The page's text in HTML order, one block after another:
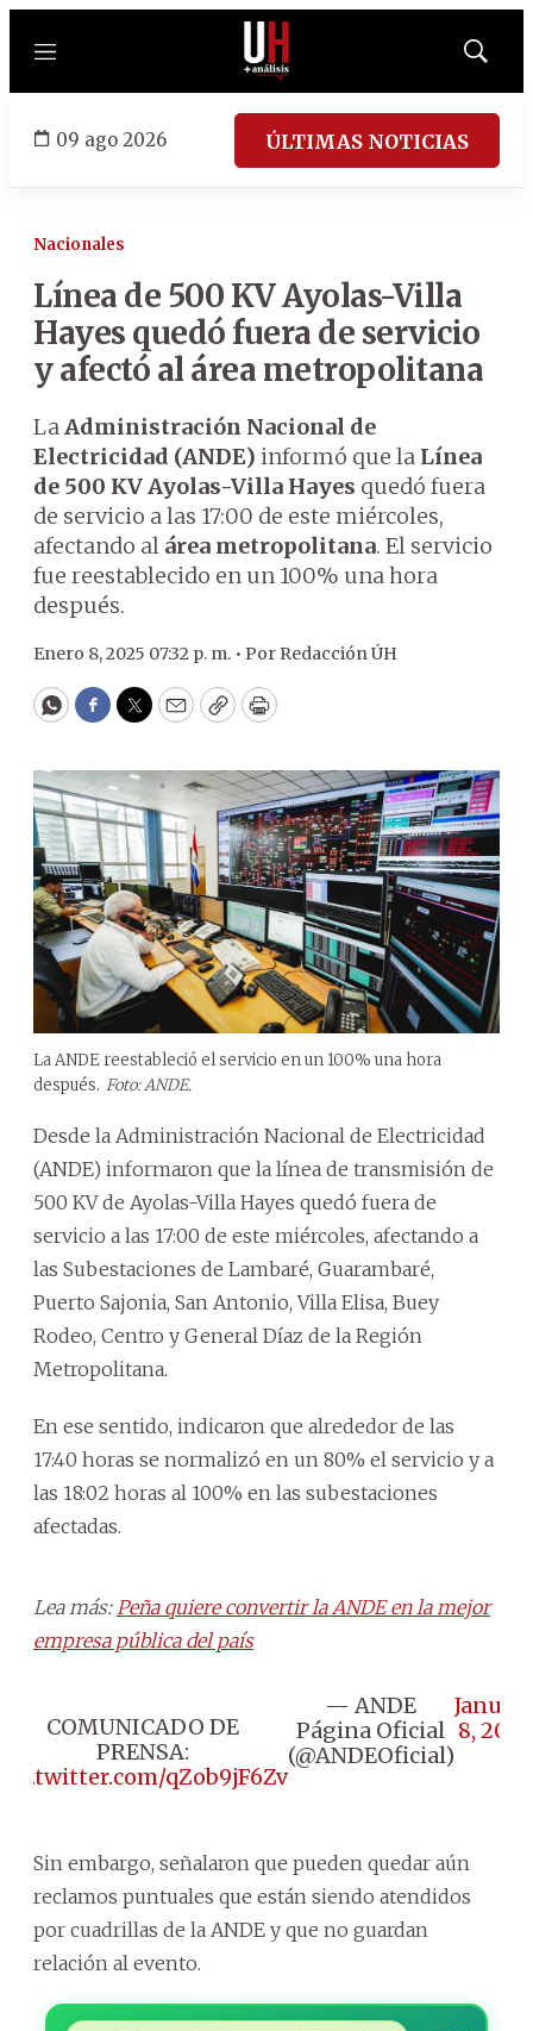
Menú
Mostrar
09 ago 2026 ÚLTIMAS NOTICIAS
Nacionales
Línea de 500 KV Ayolas-Villa
Hayes quedó fuera de servicio
y afectó al área metropolitana
LaAdministración Nacional de
Electricidad (ANDE) informó que la Línea
de 500 KV Ayolas-Villa Hayes quedó fuera
de servicio a las 17:00 de este miércoles,
afectando al área metropolitana. El servicio
fue reestablecido en un 100% una hora
después.
Enero 8, 2025 07:32 p. m. • Por Redacción ÚH
WhatsApp
Facebook
Twitter
EmailCopyPrint
La ANDE reestableció el servicio en un 100% una hora
después. Foto: ANDE.
Desde la Administración Nacional de Electricidad
(ANDE) informaron que la línea de transmisión de
500 KV de Ayolas-Villa Hayes quedó fuera de
servicio a las 17:00 de este miércoles, afectando a
las Subestaciones de Lambaré, Guarambaré,
Puerto Sajonia, San Antonio, Villa Elisa, Buey
Rodeo, Centro y General Díaz de la Región
Metropolitana.
En ese sentido, indicaron que alrededor de las
17:40 horas se normalizó en un 80% el servicio y a
las 18:02 horas al 100% en las subestaciones
afectadas.
Lea más: Peña quiere convertir la ANDE en la mejor
empresa pública del país
COMUNICADO DE
PRENSA:
qZob9jF6Zv
— ANDE
Página Oficial
(@ANDEOficial)
8, 2025
Sin embargo, señalaron que pueden quedar aún
reclamos puntuales que están siendo atendidos
por cuadrillas de la ANDE y que no guardan
relación al evento.